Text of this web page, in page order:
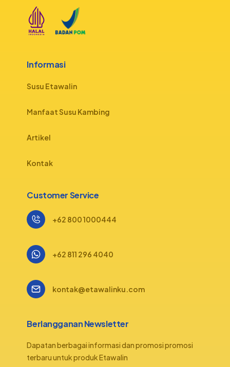
Informasi
Susu Etawalin
Manfaat Susu Kambing
Artikel
Kontak
Customer Service
+62 800 1000444
+62 811 296 4040
kontak@etawalinku.com
Berlangganan Newsletter
Dapatan berbagai informasi dan promosi promosi
terbaru untuk produk Etawalin